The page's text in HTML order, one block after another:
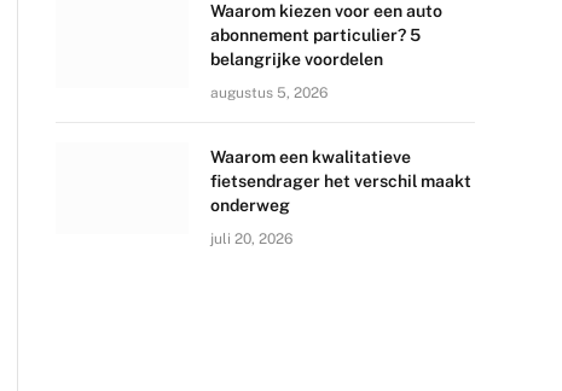
Waarom kiezen voor een auto
abonnement particulier? 5
belangrijke voordelen
augustus 5, 2026
Waarom een kwalitatieve
fietsendrager het verschil maakt
onderweg
juli 20, 2026